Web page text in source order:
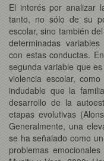
El interés por analizar
tanto, no sólo de su
escolar, sino también
determinadas
con estas conductas.
segunda variable que
violencia escolar,
indudable que la
desarrollo de la
etapas evolutivas
Generalmente, una
se ha señalado como
problemas